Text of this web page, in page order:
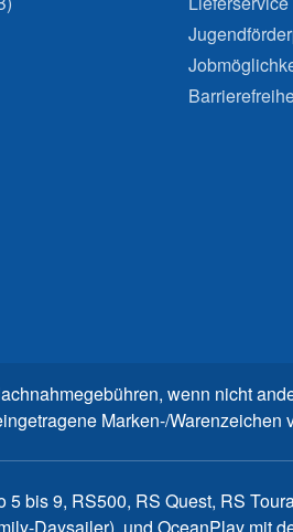
wenn nicht
Marken-/Warenzeichen
bis 9, RS500, RS Quest, RS